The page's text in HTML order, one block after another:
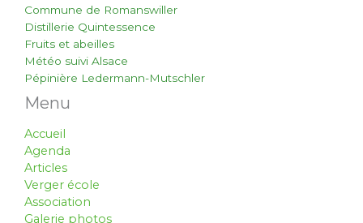
Commune de Romanswiller
Distillerie Quintessence
Fruits et abeilles
Météo suivi Alsace
Pépinière Ledermann-Mutschler
Menu
Accueil
Agenda
Articles
Verger école
Association
Galerie photos